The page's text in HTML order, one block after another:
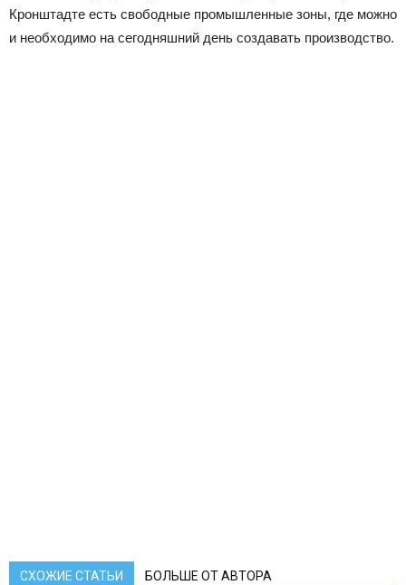
Кронштадте есть свободные промышленные зоны, где можно
и необходимо на сегодняшний день создавать производство.
СХОЖИЕ СТАТЬИ БОЛЬШЕ ОТ АВТОРА